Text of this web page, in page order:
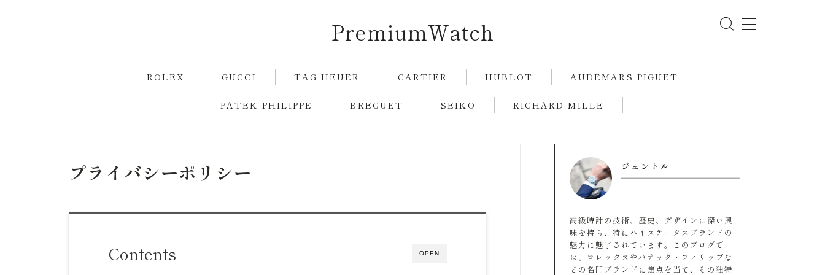
PremiumWatch
ROLEX GUCCI TAG HEUER CARTIER HUBLOT AUDEMARS PIGUET
PATEK PHILIPPE BREGUET SEIKO
RICHARD MILLE
プライバシーポリシー
OPEN
Contents
ジェントル
高級時計の技術、歴史、デザインに深い興
味を持ち、特にハイステータスブランドの
魅力に魅了されています。このブログで
は、ロレックスやパテック・フィリップな
どの名門ブランドに焦点を当て、その独特